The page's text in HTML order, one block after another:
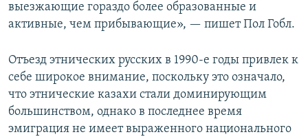
выезжающие гораздо более образованные и
активные, чем прибывающие», — пишет Пол Гобл.
Отъезд этнических русских в 1990-е годы привлек к
себе широкое внимание, поскольку это означало,
что этнические казахи стали доминирующим
большинством, однако в последнее время
эмиграция не имеет выраженного национального